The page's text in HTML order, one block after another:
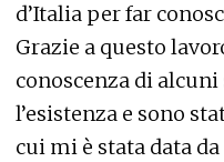
d’Italia per far
Grazie a questo
conoscenza di
l’esistenza e sono
cui mi è stata data